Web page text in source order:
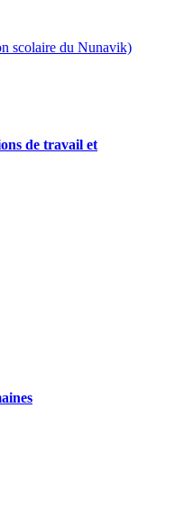
scolaire du Nunavik)
de travail et